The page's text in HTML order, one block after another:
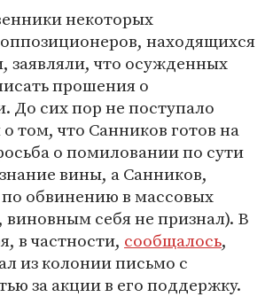
некоторых
находящихся
заявляли, что осужденных
прошения о
До сих пор не поступало
том, что Санников готов на
о помиловании по сути
вины, а Санников,
обвинению в массовых
виновным себя не признал). В
в частности, сообщалось,
из колонии письмо с
за акции в его поддержку.